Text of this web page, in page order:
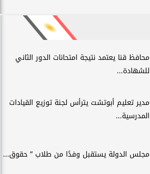
محافظ قنا يعتمد نتيجة امتحانات الدور الثاني
للشهادة...
مدير تعليم أبوتشت يترأس لجنة توزيع القيادات
المدرسية...
مجلس الدولة يستقبل وفدًا من طلاب ” حقوق...